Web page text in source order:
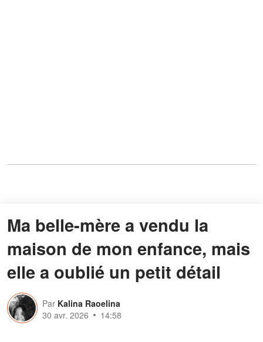
Ma belle-mère a vendu la
maison de mon enfance, mais
elle a oublié un petit détail
Par Kalina Raoelina
30 avr. 2026
14:58